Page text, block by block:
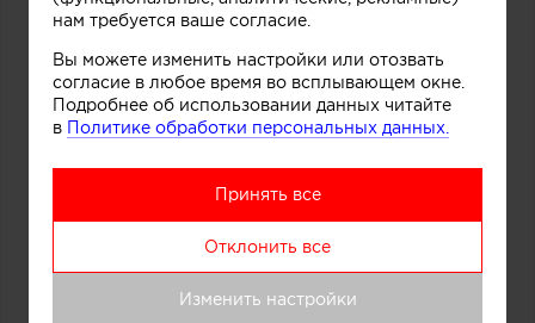
нам требуется ваше согласие.
Вы можете изменить настройки или отозвать
согласие в любое время во всплывающем окне.
Подробнее об использовании данных читайте
в Политике обработки персональных данных.
Принять все
Отклонить все
Изменить настройки